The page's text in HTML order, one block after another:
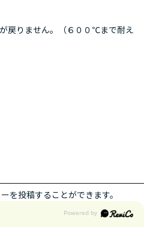
戻りません。（６００℃まで耐え
を投稿することができます。